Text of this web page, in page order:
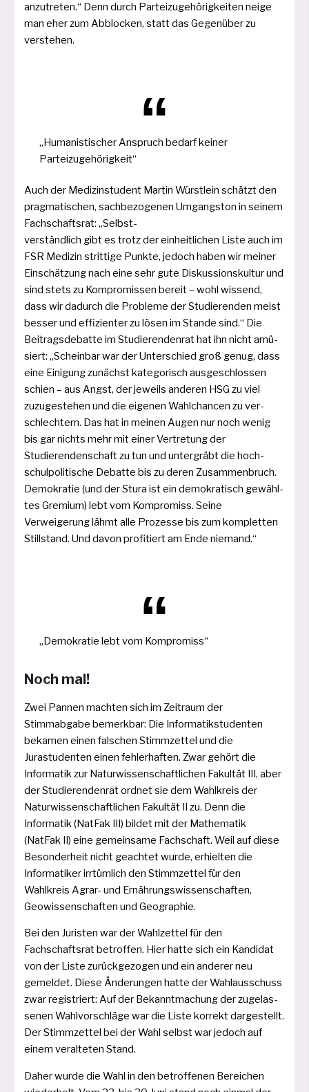
anzu­tre­ten.“ Denn durch Parteizugehörigkeiten nei­ge
man eher zum Abblocken, statt das Gegenüber zu
verstehen.
„Humanistischer Anspruch bedarf kei­ner
Parteizugehörigkeit“
Auch der Medizinstudent Martin Würstlein schätzt den
prag­ma­ti­schen, sach­be­zo­ge­nen Umgangston in sei­nem
Fachschaftsrat: „Selbst-
ver­ständ­lich gibt es trotz der ein­heit­li­chen Liste auch im
FSR Medizin strit­ti­ge Punkte, jedoch haben wir mei­ner
Einschätzung nach eine sehr gute Diskussionskultur und
sind stets zu Kompromissen bereit – wohl wis­send,
dass wir dadurch die Probleme der Studierenden meist
bes­ser und effi­zi­en­ter zu lösen im Stande sind.“ Die
Beitragsdebatte im Studierendenrat hat ihn nicht amü­
siert: „Scheinbar war der Unterschied groß genug, dass
eine Einigung zunächst kate­go­risch aus­ge­schlos­sen
schien – aus Angst, der jeweils ande­ren HSG zu viel
zuzu­ge­ste­hen und die eige­nen Wahlchancen zu ver­
schlech­tern. Das hat in mei­nen Augen nur noch wenig
bis gar nichts mehr mit einer Vertretung der
Studierendenschaft zu tun und unter­gräbt die hoch­
schul­po­li­ti­sche Debatte bis zu deren Zusammenbruch.
Demokratie (und der Stura ist ein demo­kra­tisch gewähl­
tes Gremium) lebt vom Kompromiss. Seine
Verweigerung lähmt alle Prozesse bis zum kom­plet­ten
Stillstand. Und davon pro­fi­tiert am Ende niemand.“
„Demokratie lebt vom Kompromiss“
Noch mal!
Zwei Pannen mach­ten sich im Zeitraum der
Stimmabgabe bemerk­bar: Die Informatikstudenten
beka­men einen fal­schen Stimmzettel und die
Jurastudenten einen feh­ler­haf­ten. Zwar gehört die
Informatik zur Naturwissenschaftlichen Fakultät III, aber
der Studierendenrat ord­net sie dem Wahlkreis der
Naturwissenschaftlichen Fakultät II zu. Denn die
Informatik (NatFak III) bil­det mit der Mathematik
(NatFak II) eine gemein­sa­me Fachschaft. Weil auf die­se
Besonderheit nicht geach­tet wur­de, erhiel­ten die
Informatiker irr­tüm­lich den Stimmzettel für den
Wahlkreis Agrar- und Ernährungswissenschaften,
Geowissenschaften und Geographie.
Bei den Juristen war der Wahlzettel für den
Fachschaftsrat betrof­fen. Hier hat­te sich ein Kandidat
von der Liste zurück­ge­zo­gen und ein ande­rer neu
gemel­det. Diese Änderungen hat­te der Wahlausschuss
zwar regis­triert: Auf der Bekanntmachung der zuge­las­
se­nen Wahlvorschläge war die Liste kor­rekt dar­ge­stellt.
Der Stimmzettel bei der Wahl selbst war jedoch auf
einem ver­al­te­ten Stand.
Daher wur­de die Wahl in den betrof­fe­nen Bereichen